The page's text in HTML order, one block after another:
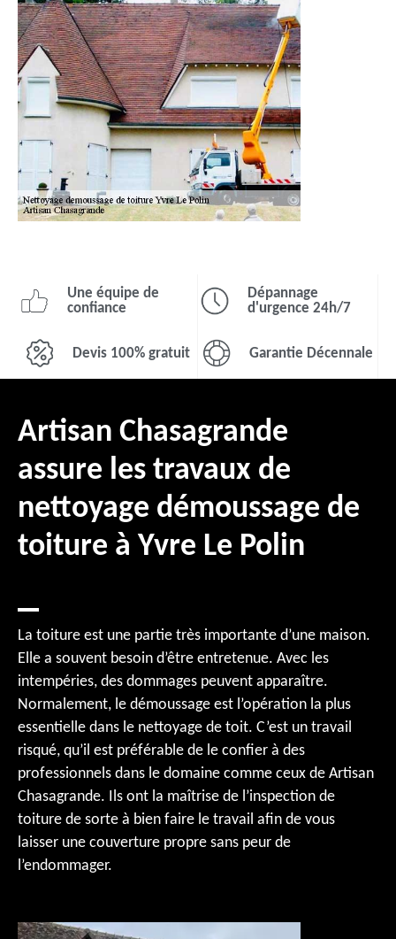
Une équipe de
confiance
Dépannage
d'urgence 24h/7
Devis 100% gratuit Garantie Décennale
Artisan Chasagrande
assure les travaux de
nettoyage démoussage de
toiture à Yvre Le Polin
La toiture est une partie très importante d’une maison.
Elle a souvent besoin d’être entretenue. Avec les
intempéries, des dommages peuvent apparaître.
Normalement, le démoussage est l’opération la plus
essentielle dans le nettoyage de toit. C’est un travail
risqué, qu’il est préférable de le confier à des
professionnels dans le domaine comme ceux de Artisan
Chasagrande. Ils ont la maîtrise de l’inspection de
toiture de sorte à bien faire le travail afin de vous
laisser une couverture propre sans peur de
l’endommager.